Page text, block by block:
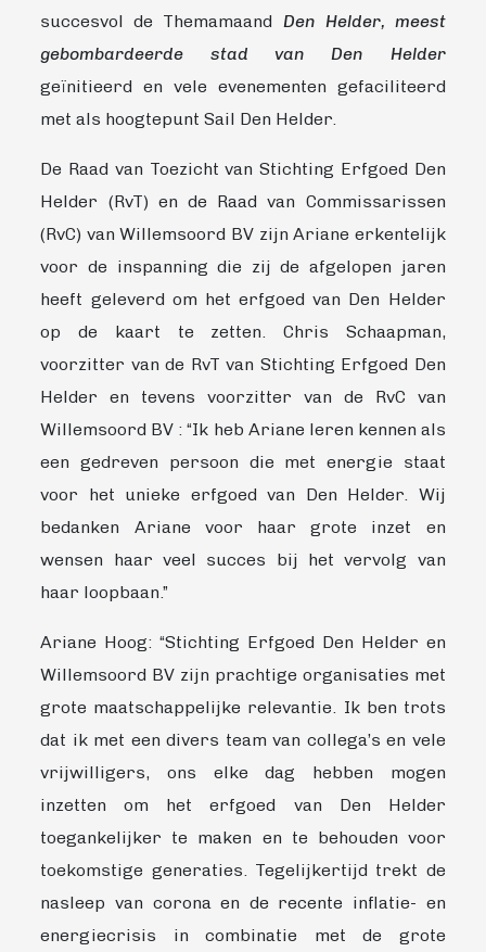
succesvol de Themamaand Den Helder, meest
gebombardeerde stad van Den Helder
geïnitieerd en vele evenementen gefaciliteerd
met als hoogtepunt Sail Den Helder.
De Raad van Toezicht van Stichting Erfgoed Den
Helder (RvT) en de Raad van Commissarissen
(RvC) van Willemsoord BV zijn Ariane erkentelijk
voor de inspanning die zij de afgelopen jaren
heeft geleverd om het erfgoed van Den Helder
op de kaart te zetten. Chris Schaapman,
voorzitter van de RvT van Stichting Erfgoed Den
Helder en tevens voorzitter van de RvC van
Willemsoord BV : “Ik heb Ariane leren kennen als
een gedreven persoon die met energie staat
voor het unieke erfgoed van Den Helder. Wij
bedanken Ariane voor haar grote inzet en
wensen haar veel succes bij het vervolg van
haar loopbaan.”
Ariane Hoog: “Stichting Erfgoed Den Helder en
Willemsoord BV zijn prachtige organisaties met
grote maatschappelijke relevantie. Ik ben trots
dat ik met een divers team van collega’s en vele
vrijwilligers, ons elke dag hebben mogen
inzetten om het erfgoed van Den Helder
toegankelijker te maken en te behouden voor
toekomstige generaties. Tegelijkertijd trekt de
nasleep van corona en de recente inflatie- en
energiecrisis in combinatie met de grote